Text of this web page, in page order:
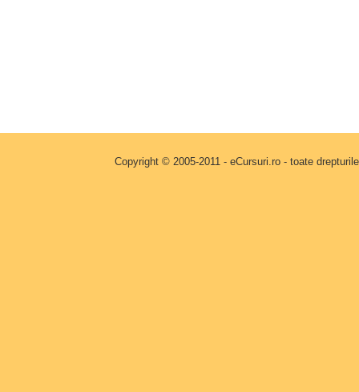
Copyright © 2005-2011 - eCursuri.ro - toate